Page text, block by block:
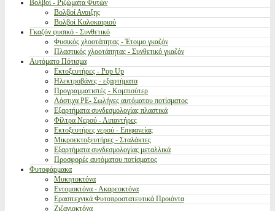
Βολβοί - Ριζώματα Φυτών
Βολβοί Ανοιξης
Βολβοί Καλοκαιριού
Γκαζόν φυσικό - Συνθετικό
Φυσικός χλοοτάπητας - Έτοιμο γκαζόν
Πλαστικός χλοοτάπητας - Συνθετικό γκαζόν
Αυτόματο Πότισμα
Εκτοξευτήρες - Pop Up
Ηλεκτροβάνες - εξαρτήματα
Προγραμματιστές - Κομπιούτερ
Λάστιχα PE- Σωλήνες αυτόματου ποτίσματος
Εξαρτήματα συνδεσμολογίας πλαστικά
Φίλτρα Νερού - Λιπαντήρες
Εκτοξευτήρες νερού - Επιφανείας
Μικροεκτοξευτήρες - Σταλάκτες
Εξαρτήματα συνδεσμολογίας μεταλλικά
Προσφορές αυτόματου ποτίσματος
Φυτοφάρμακα
Μυκητοκτόνα
Εντομοκτόνα - Ακαρεοκτόνα
Ερασιτεχνικά Φυτοπροστατευτικά Προιόντα
Ζιζανιοκτόνα